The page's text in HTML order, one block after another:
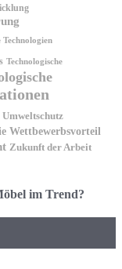
Technologien
Technologische
Umweltschutz
Wettbewerbsvorteil
Zukunft der Arbeit
im Trend?